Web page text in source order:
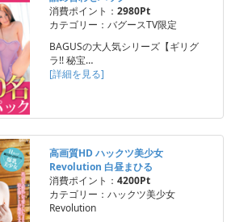
消費ポイント： 2980Pt
カテゴリー：バグースTV限定
BAGUSの大人気シリーズ【ギリグ
ラ!! 秘宝…
[詳細を見る]
高画質HD ハックツ美少女
Revolution 白昼まひる
消費ポイント： 4200Pt
カテゴリー：ハックツ美少女
Revolution